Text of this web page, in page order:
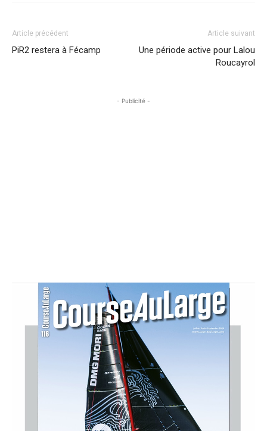
Article précédent
PiR2 restera à Fécamp
Article suivant
Une période active pour Lalou
Roucayrol
- Publicité -